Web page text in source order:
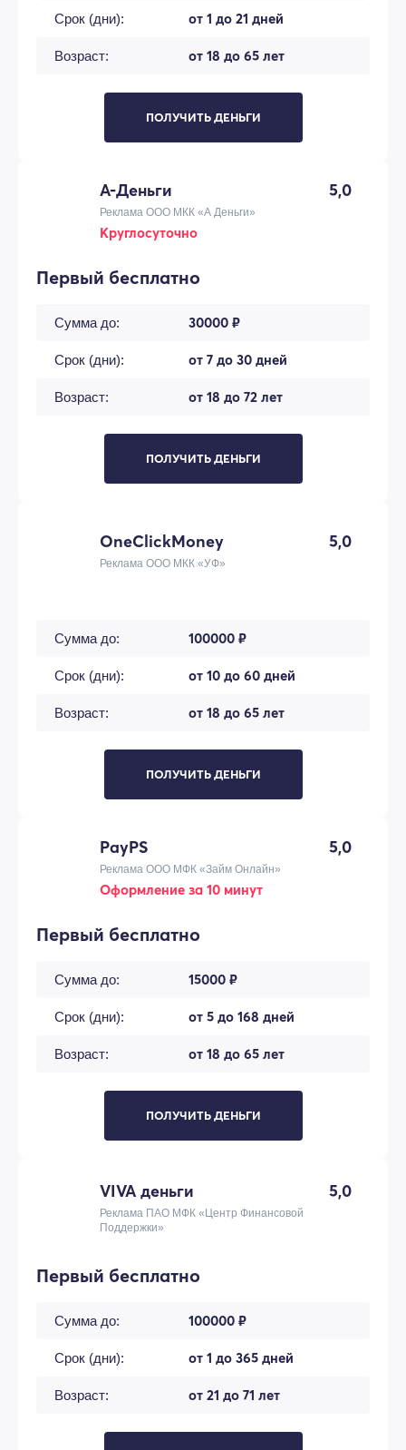
Срок (дни): от 1 до 21 дней
Возраст: от 18 до 65 лет
ПОЛУЧИТЬ ДЕНЬГИ
А-Деньги 5,0
Реклама ООО МКК «А Деньги»
Круглосуточно
Первый бесплатно
Сумма до: 30000 ₽
Срок (дни): от 7 до 30 дней
Возраст: от 18 до 72 лет
ПОЛУЧИТЬ ДЕНЬГИ
OneClickMoney 5,0
Реклама ООО МКК «УФ»
Сумма до: 100000 ₽
Срок (дни): от 10 до 60 дней
Возраст: от 18 до 65 лет
ПОЛУЧИТЬ ДЕНЬГИ
PayPS 5,0
Реклама ООО МФК «Займ Онлайн»
Оформление за 10 минут
Первый бесплатно
Сумма до: 15000 ₽
Срок (дни): от 5 до 168 дней
Возраст: от 18 до 65 лет
ПОЛУЧИТЬ ДЕНЬГИ
VIVA деньги 5,0
Реклама ПАО МФК «Центр Финансовой
Поддержки»
Первый бесплатно
Сумма до: 100000 ₽
Срок (дни): от 1 до 365 дней
Возраст: от 21 до 71 лет